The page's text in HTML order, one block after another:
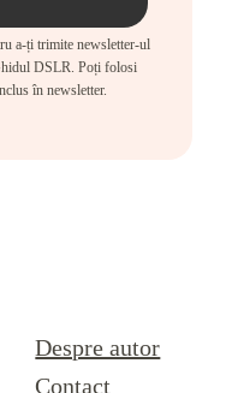
a-ți trimite newsletter-ul
DSLR. Poți folosi
în newsletter.
Despre autor
Contact